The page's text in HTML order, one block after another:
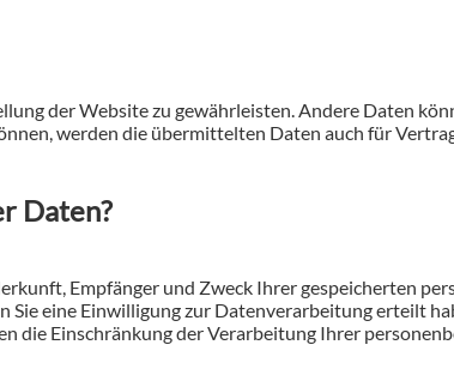
der Website zu gewährleisten. Andere Daten
werden die übermittelten Daten auch für
Daten?
Empfänger und Zweck Ihrer gespeicherten
Sie eine Einwilligung zur Datenverarbeitung erteilt
die Einschränkung der Verarbeitung Ihrer